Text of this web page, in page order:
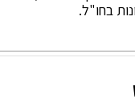
בחו"ל.